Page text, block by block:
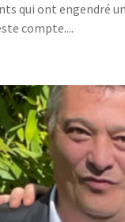
qui ont engendré
compte....